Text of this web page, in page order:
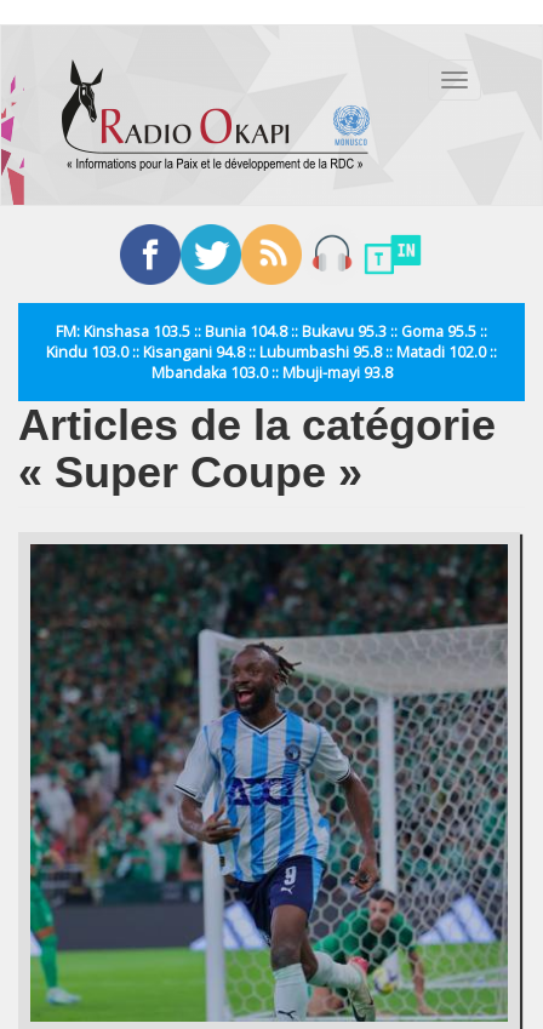
contenu
principal
Toggle
FM: Kinshasa 103.5 :: Bunia 104.8 :: Bukavu 95.3 :: Goma 95.5 ::
Kindu 103.0 :: Kisangani 94.8 :: Lubumbashi 95.8 :: Matadi 102.0 ::
Mbandaka 103.0 :: Mbuji-mayi 93.8
Articles de la catégorie
« Super Coupe »